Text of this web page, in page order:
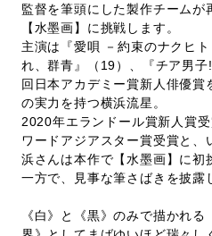
監督を筆頭にした製作チームが
【水墨画】に挑戦します。
主演は『愛唄 －約束のナクヒ
れ、群青』（19）、『チア男
回日本アカデミー賞新人俳優賞
の実力を持つ横浜流星。
2020年エランドール賞新人賞
ワードアジアスター賞受賞と
浜さんは本作で【水墨画】に初
一方で、見事な筆さばきを披露
《白》と《黒》のみで描かれ